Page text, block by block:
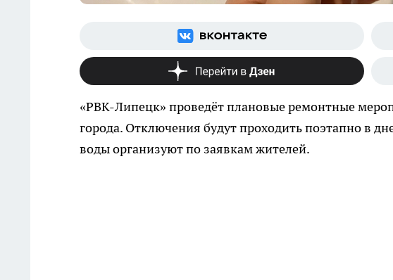
«РВК-Липецк» проведёт плановые ремонтные
города. Отключения будут проходить поэтапно в
воды организуют по заявкам жителей.